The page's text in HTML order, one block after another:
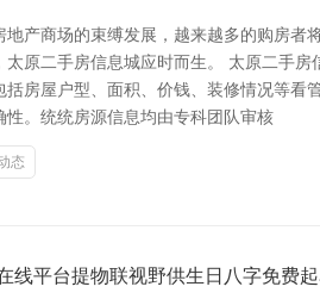
地产商场的束缚发展，越来越多的购房者
太原二手房信息城应时而生。 太原二手
括房屋户型、面积、价钱、装修情况等看
性。统统房源信息均由专科团队审核
态
线平台提物联视野供生日八字免费